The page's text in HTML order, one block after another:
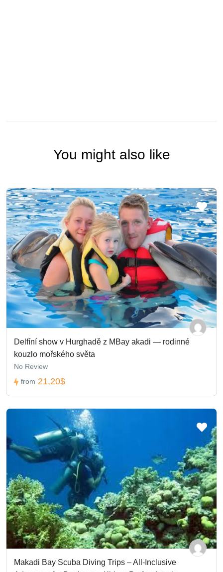
You might also like
Delfíní show v Hurghadě z MBay akadi — rodinné
kouzlo mořského světa
No Review
from 21,20$
Makadi Bay Scuba Diving Trips – All-Inclusive